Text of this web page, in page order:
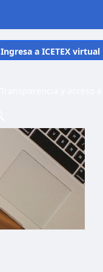
Ingresa a ICETEX virtual